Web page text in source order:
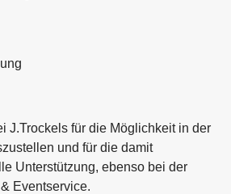
J.Trockels für die Möglichkeit in der
und für die damit
Unterstützung, ebenso bei der
Eventservice.